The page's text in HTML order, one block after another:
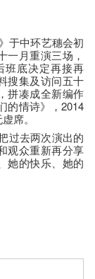
于中环艺穗会初
一月重演三场，
班底决定再接再
搜集及访问五十
拼凑成全新编作
的情诗》，2014
席。
过去两次演出的
观众重新再分享
她的快乐、她的